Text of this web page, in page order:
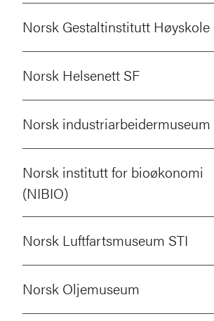
Norsk Gestaltinstitutt Høyskole
Norsk Helsenett SF
Norsk industriarbeidermuseum
Norsk institutt for bioøkonomi
(NIBIO)
Norsk Luftfartsmuseum STI
Norsk Oljemuseum